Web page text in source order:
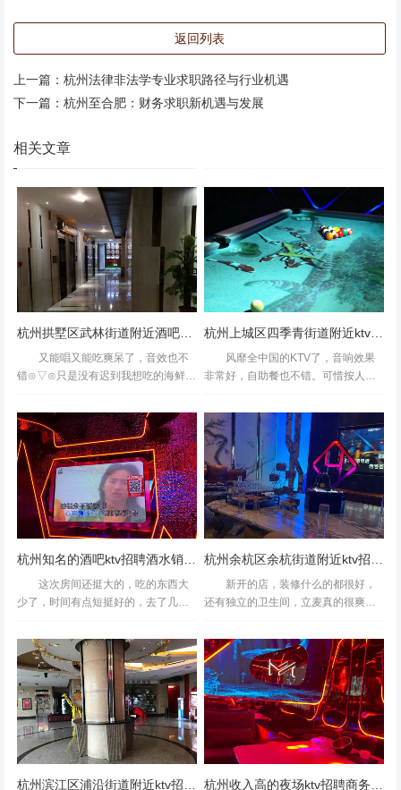
总体不错暂且离开杭州之前约了好友一起来欢唱加吃喝氛围
感还是有的只是如果能够改变一下食物搭配就好了经常来的
话食物千篇一律就有点乏味了呢音响一开始出现点小差错但
是也很快解决了谢谢小哥热情的服务呀暂且离别下次再见
吧,,杭州西湖区文新街道附近夜总会招聘包厢陪唱,有没有职
位上升空间 服务态度很差！爱理不理的！东西贵的要死！
再也不会去！太恶心了！态度奇差！点了一壶茶整整一个小
时催了才上
返回列表
上一篇： 杭州法律非法学专业求职路径与行业机遇
下一篇： 杭州至合肥：财务求职新机遇与发展
相关文章
杭州拱墅区武林街道附近酒吧招聘商务礼仪,上班轻松的
又能唱又能吃爽呆了，音效也不
错⊙▽⊙只是没有迟到我想吃的海鲜，
态度和蔼这家店的大厅环境没有什么
特别的地方，印象深刻的是有一架旧
旧的白色钢琴，整体风...
杭州上城区四季青街道附近ktv招聘现场DJ,全职上班收入多少
风靡全中国的KTV了，音响效果
非常好，自助餐也不错。可惜按人头
也可以去多好啊。非常喜欢的地方。
满意的一次消费!环境不错，服务也非
常好。音效还行，场地倒是...
这次房间还挺大的，吃的东西大
少了，时间有点短挺好的，去了几
有空余的时间我经常来这消费，实惠
又值得环境不错就是有点远了去了几
次还行的杭州知名的酒吧ktv招...
新开的店，装修什么的都很好，
还有独立的卫生间，立麦真的很爽，
的按钮有一个坏了，有点郁闷。不过
整体感觉还是很好的，到底是新开
的。哈哈整体环境还不错，经常去...
杭州滨江区浦沿街道附近ktv招聘包厢陪唱,上班轻松的 杭州收入高的夜场ktv招聘商务迎宾,有身高要求吗？